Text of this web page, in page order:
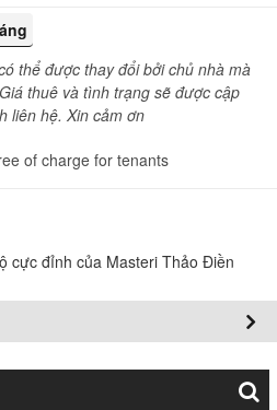
thể được thay đổi bởi chủ nhà mà
thuê và tình trạng sẽ được cập
liên hệ. Xin cảm ơn
of charge for tenants
cực đỉnh của Masteri Thảo Điền